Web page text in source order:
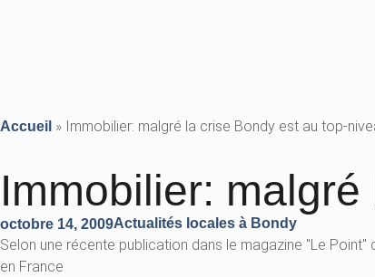
Accueil » Immobilier: malgré la crise Bondy est au top-
Immobilier:
octobre 14, 2009Actualités locales à Bondy
Selon une récente publication dans le magazine "Le
en France